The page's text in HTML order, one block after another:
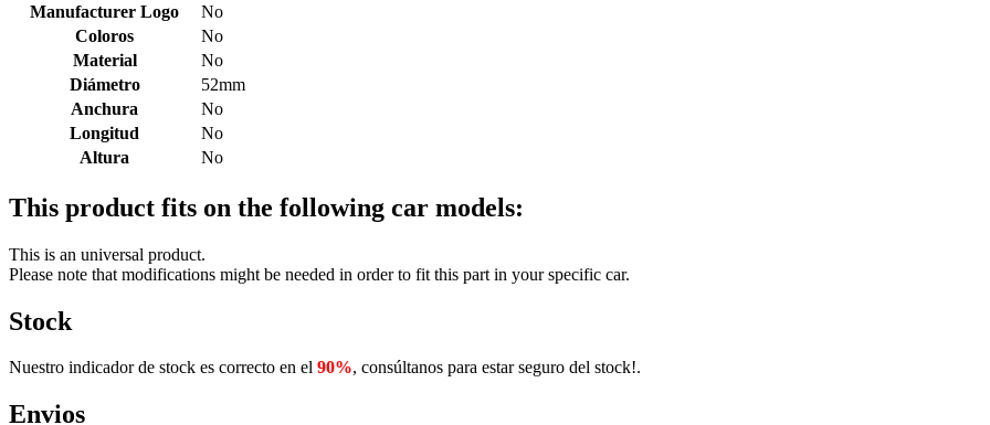
Manufacturer Logo
No
Coloros
No
Material
No
Diámetro
52mm
Anchura
No
Longitud
No
Altura
No
This product fits on the following car models:
This is an universal product.
Please note that modifications might be needed in order to fit this part in your specific car.
Stock
Nuestro indicador de stock es correcto en el 90%, consúltanos para estar seguro del stock!.
Envios